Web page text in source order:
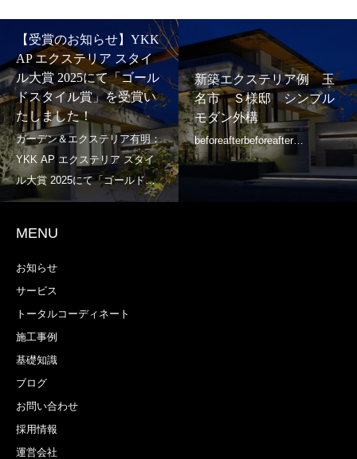
【受賞のお知らせ】YKK
AP エクステリア スタイ
ル大賞 2025にて「ゴール
ドスタイル賞」を受賞い
たしました！
新築エクステリア例 玉
名市 Ｓ様邸 シンプル
モダン外構
MENU
お知らせ
サービス
トータルコーディネート
施工事例
基礎知識
ブログ
お問い合わせ
採用情報
運営会社